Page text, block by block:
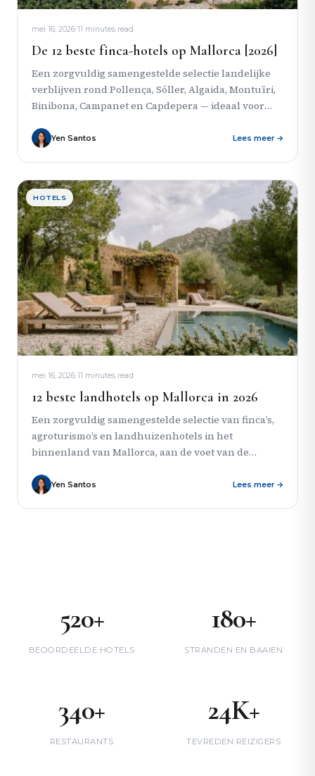
mei 16, 2026·11 minutes read
De 12 beste finca-hotels op Mallorca [2026]
Een zorgvuldig samengestelde selectie landelijke
verblijven rond Pollença, Sóller, Algaida, Montuïri,
Binibona, Campanet en Capdepera — ideaal voor
Yen Santos Lees meer →
HOTELS
mei 16, 2026·11 minutes read
12 beste landhotels op Mallorca in 2026
Een zorgvuldig samengestelde selectie van finca’s,
agroturismo’s en landhuizenhotels in het
binnenland van Mallorca, aan de voet van de
Yen Santos Lees meer →
520+
BEOORDEELDE HOTELS
180+
STRANDEN EN BAAIEN
340+
RESTAURANTS
24K+
TEVREDEN REIZIGERS